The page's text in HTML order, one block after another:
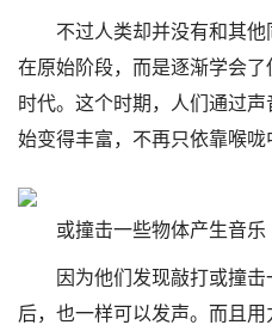
不过人类却并没有和其
在原始阶段，而是逐渐学会
时代。这个时期，人们通过
始变得丰富，不再只依靠喉咙
或撞击一些物体产生音乐
因为他们发现敲打或撞
后，也一样可以发声。而且